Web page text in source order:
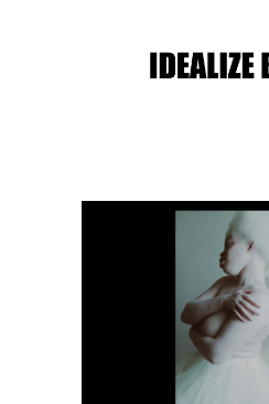
Post navigation